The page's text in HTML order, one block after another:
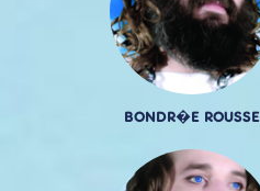
BONDR�E ROUSSE